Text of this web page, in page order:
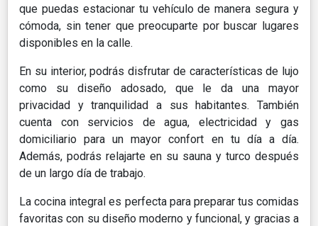
que puedas estacionar tu vehículo de manera segura y
cómoda, sin tener que preocuparte por buscar lugares
disponibles en la calle.
En su interior, podrás disfrutar de características de lujo
como su diseño adosado, que le da una mayor
privacidad y tranquilidad a sus habitantes. También
cuenta con servicios de agua, electricidad y gas
domiciliario para un mayor confort en tu día a día.
Además, podrás relajarte en su sauna y turco después
de un largo día de trabajo.
La cocina integral es perfecta para preparar tus comidas
favoritas con su diseño moderno y funcional, y gracias a